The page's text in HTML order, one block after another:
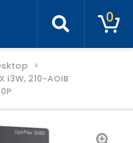
0
i3W, 210-AOIB